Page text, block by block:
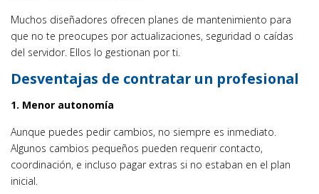
Muchos diseñadores ofrecen planes de mantenimiento para
que no te preocupes por actualizaciones, seguridad o caídas
del servidor. Ellos lo gestionan por ti.
Desventajas de contratar un profesional
1. Menor autonomía
Aunque puedes pedir cambios, no siempre es inmediato.
Algunos cambios pequeños pueden requerir contacto,
coordinación, e incluso pagar extras si no estaban en el plan
inicial.